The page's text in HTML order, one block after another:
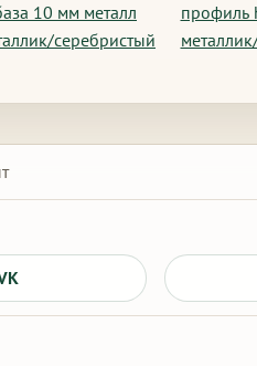
10 мм металл
серебристый
профиль